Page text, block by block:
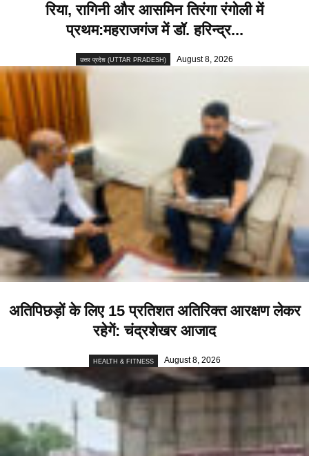
रिया, रागिनी और आसमिन तिरंगा रंगोली में
प्रथम:महराजगंज में डॉ. हरिन्द्र...
उत्तर प्रदेश (UTTAR PRADESH) August 8, 2026
अतिपिछड़ों के लिए 15 प्रतिशत अतिरिक्त आरक्षण लेकर
रहेगें: चंद्रशेखर आजाद
HEALTH & FITNESS August 8, 2026